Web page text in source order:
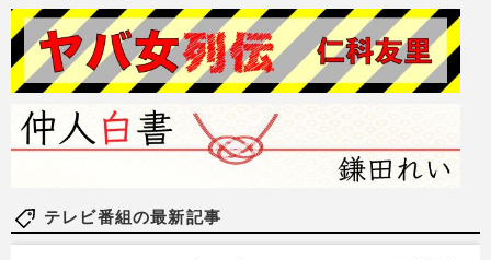
テレビ番組の最新記事